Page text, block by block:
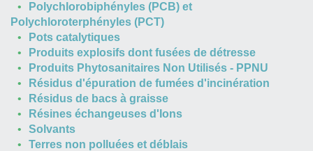
Polychlorobiphényles (PCB) et
Polychloroterphényles (PCT)
Pots catalytiques
Produits explosifs dont fusées de détresse
Produits Phytosanitaires Non Utilisés - PPNU
Résidus d'épuration de fumées d'incinération
Résidus de bacs à graisse
Résines échangeuses d'Ions
Solvants
Terres non polluées et déblais